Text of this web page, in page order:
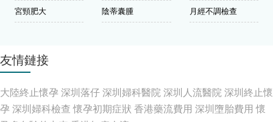
宮頸肥大
陰蒂囊腫
月經不調檢查
友情鏈接
大陸終止懷孕 深圳落仔深圳婦科醫院深圳人流醫院深圳終止懷
孕 深圳婦科檢查 懷孕初期症狀 香港藥流費用 深圳墮胎費用 懷